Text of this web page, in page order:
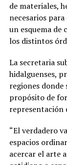
de materiales,
necesarios
un esquema
los distintos
La secretaria
hidalguenses,
regiones
propósito de
representación
“El verdadero
espacios
acercar el arte